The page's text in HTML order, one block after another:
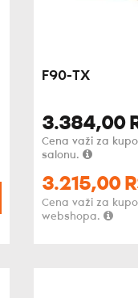
F90-TX
3.384,00
Cena važi za
salonu.
3.215,00
Cena važi za
webshopa.